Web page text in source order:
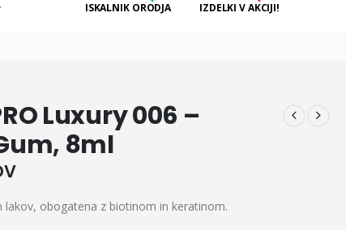
ISKALNIK ORODJA IZDELKI V AKCIJI!
Luxury 006 –
8ml
lakov, obogatena z biotinom in keratinom.